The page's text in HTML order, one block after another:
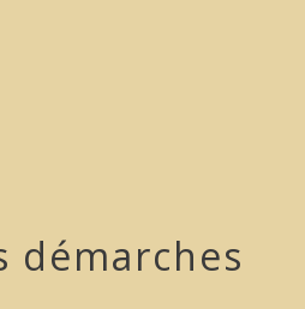
démarches